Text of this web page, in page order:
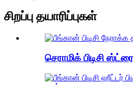
சிறப்பு தயாரிப்புகள்
செராமிக் பிடிசி